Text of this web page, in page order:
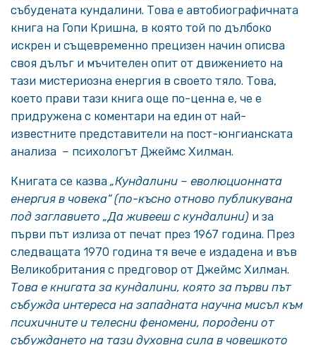
събудената кундалини. Това е автобиографичната
книга на Гопи Кришна, в която той по дълбоко
искрен и същевременно прецизен начин описва
своя дълъг и мъчителен опит от движението на
тази мистериозна енергия в своето тяло. Това,
което прави тази книга още по-ценна е, че е
придружена с коментари на един от най-
известните представители на пост-юнгианската
анализа – психологът Джеймс Хилман.
Книгата се казва „Кундалини – еволюционната
енергия в човека“ (по-късно отново публикувана
под заглавието „Да живееш с кундалини) и за
първи път излиза от печат през 1967 година. През
следващата 1970 година тя вече е издадена и във
Великобритания с предговор от Джеймс Хилман.
Това е книгата за кундалини, която за първи път
събужда интереса на западната научна мисъл към
психичните и телесни феномени, породени от
събуждането на тази духовна сила в човешкото